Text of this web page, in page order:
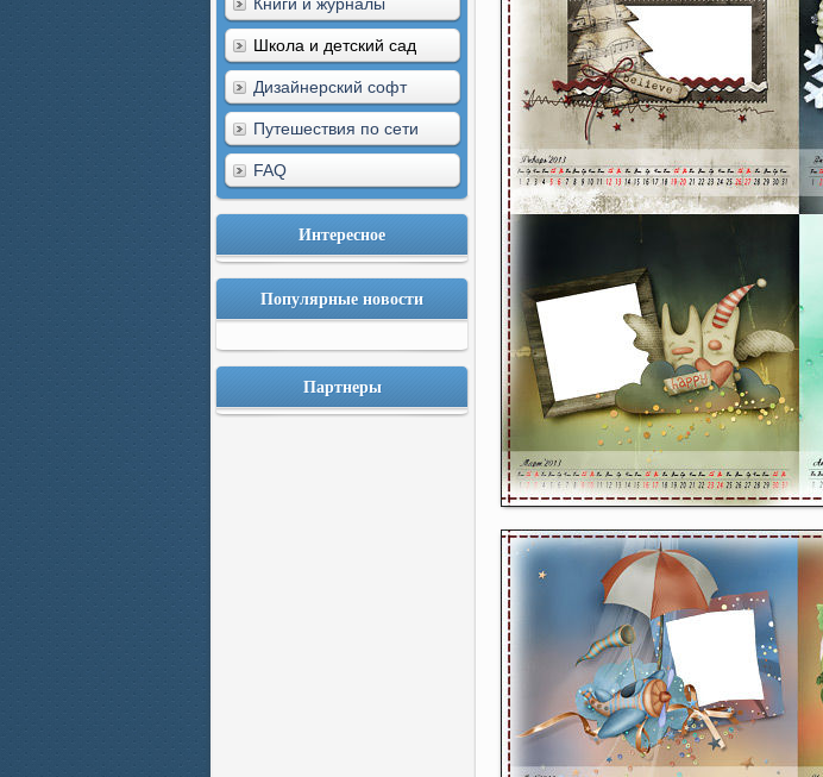
Школа и детский сад
Дизайнерский софт
Путешествия по сети
FAQ
Интересное
Популярные новости
Партнеры